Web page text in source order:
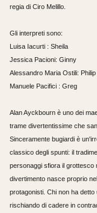
regia di Ciro Melillo.
Gli interpreti sono:
Luisa Iacurti : Sheila
Jessica Pacioni: Ginny
Alessandro Maria Ostili: Philip
Manuele Pacifici : Greg
Alan Ayckbourn è uno dei
trame divertentissime che
Sinceramente bugiardi è
classico degli spunti: il
personaggi sfiora il grottesco
divertimento nasce proprio
protagonisti. Chi non ha
rischiando di cadere in